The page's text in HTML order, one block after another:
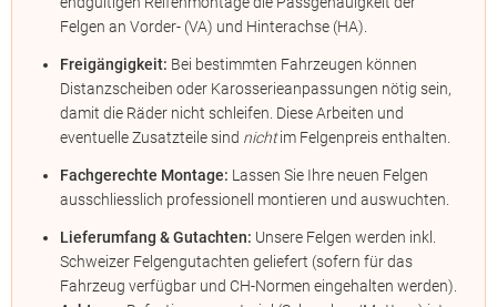
Felgen an Vorder- (VA) und Hinterachse (HA).
Freigängigkeit: Bei bestimmten Fahrzeugen können
Distanzscheiben oder Karosserieanpassungen nötig sein,
damit die Räder nicht schleifen. Diese Arbeiten und
eventuelle Zusatzteile sind nichtim Felgenpreis enthalten.
Fachgerechte Montage: Lassen Sie Ihre neuen Felgen
ausschliesslich professionell montieren und auswuchten.
Lieferumfang & Gutachten: Unsere Felgen werden inkl.
Schweizer Felgengutachten geliefert (sofern für das
Fahrzeug verfügbar und CH-Normen eingehalten werden).